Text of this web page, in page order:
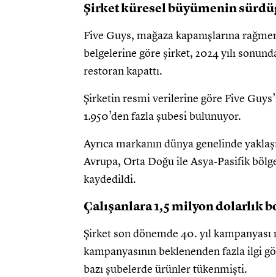
Şirket küresel büyümenin
Five Guys, mağaza kapanışlarına
belgelerine göre şirket, 2024 yılı
restoran kapattı.
Şirketin resmi verilerine göre Five
1.950’den fazla şubesi bulunuyor.
Ayrıca markanın dünya genelinde
Avrupa, Orta Doğu ile Asya-Pasifik
kaydedildi.
Çalışanlara 1,5 milyon dolarlık
Şirket son dönemde 40. yıl
kampanyasının beklenenden fazla ilgi
bazı şubelerde ürünler tükenmişti.